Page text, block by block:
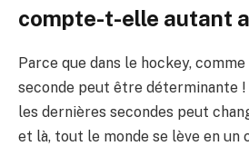
compte-t-elle autant
Parce que dans le hockey, comme
seconde peut être déterminante !
les dernières secondes peut
et là, tout le monde se lève en un